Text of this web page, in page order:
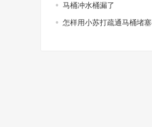
马桶冲水桶漏了
怎样用小苏打疏通马桶堵